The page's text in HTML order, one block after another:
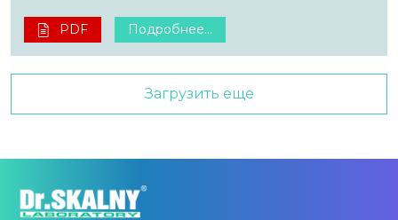
PDF Подробнее...
Загрузить еще